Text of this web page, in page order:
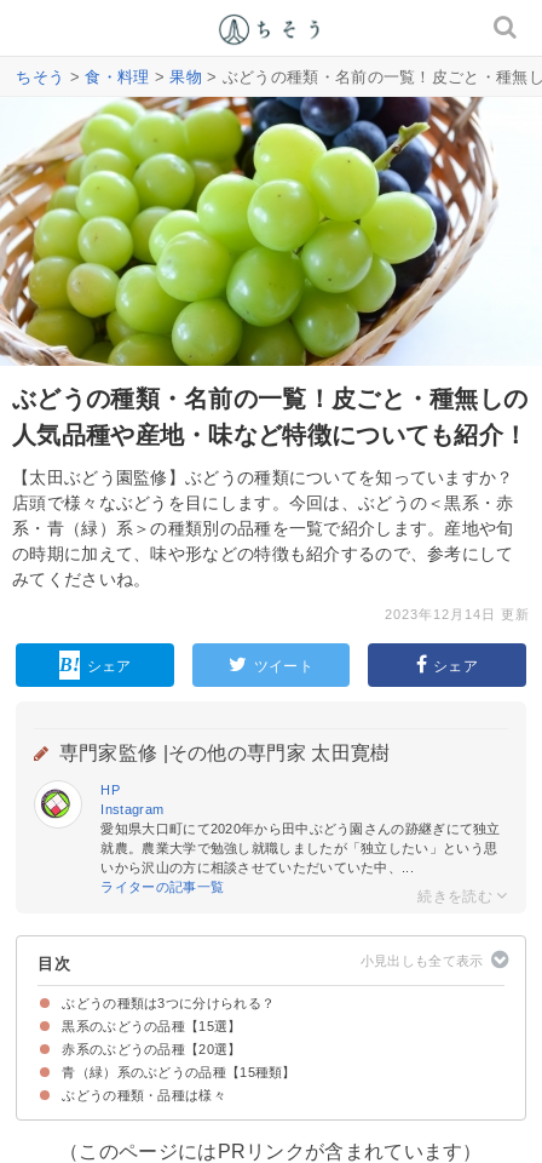
ちそう >食・料理 >果物 > ぶどうの種類・名前の一覧！皮ごと・種無
ぶどうの種類・名前の一覧！皮ごと・種無しの
人気品種や産地・味など特徴についても紹介！
【太田ぶどう園監修】ぶどうの種類についてを知っていますか？
店頭で様々なぶどうを目にします。今回は、ぶどうの＜黒系・赤
系・青（緑）系＞の種類別の品種を一覧で紹介します。産地や旬
の時期に加えて、味や形などの特徴も紹介するので、参考にして
みてくださいね。
2023年12月14日 更新
シェア ツイート シェア
専門家監修 | その他の専門家 太田寛樹
HP
Instagram
愛知県大口町にて2020年から田中ぶどう園さんの跡継ぎにて独立
就農。農業大学で勉強し就職しましたが「独立したい」という思
いから沢山の方に相談させていただいていた中、...
ライターの記事一覧
目次
ぶどうの種類は3つに分けられる？
黒系のぶどうの品種【15選】
①巨峰
②ピオーネ
③ナガノパープル
④オーロラブラック
⑤伊豆錦
⑥オリエンタルスター
⑦紫玉（しぎょく）
⑧ブラックビート
⑨高墨
⑩藤稔（ふじみのり）
⑪ウインク
⑫コンコード
⑬ハイベリー
⑭スチューベン
⑮マスカット・ベリーA
赤系のぶどうの品種【20選】
①デラウェア
②安芸クイーン
③紫苑（しえん）
④赤嶺（せきれい）
⑤紅伊豆（べにいず）
⑥甲斐路（かいじ）
⑦クイーンニーナ
⑧グローコールマン
⑨キングデラ
⑩ゴルビー
⑪シナノスマイル
⑫サニールージュ
⑬紅しなの
⑭竜宝（りゅうほう）
⑮紅やまびこ
⑯紅アレキ
⑰マスカットフルーレ
⑱ルビーロマン
⑲ルビーオクヤマ
⑳ベニバラオー
青（緑）系のぶどうの品種【15種類】
①シャインマスカット
②アレキサンドリア
③白峰（はくほう）
④天山
⑤翠峰（すいほう）
⑥黄華（おうか）
⑦黄玉（おうぎょく）
⑧甲斐美嶺（かいみれい）
⑨瀬戸ジャイアンツ
⑩多摩ゆたか
⑪ナイアガラ
⑫ハニービーナス
⑬ゴールドフィンガー
⑭ヒムロッド
⑮ロザリオ・ビアンコ
ぶどうの種類・品種は様々
（このページにはPRリンクが含まれています）